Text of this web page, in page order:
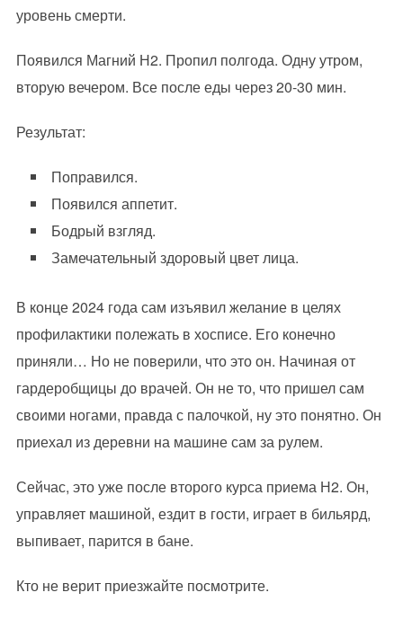
уровень смерти.
Появился Магний Н2. Пропил полгода. Одну утром,
вторую вечером. Все после еды через 20-30 мин.
Результат:
Поправился.
Появился аппетит.
Бодрый взгляд.
Замечательный здоровый цвет лица.
В конце 2024 года сам изъявил желание в целях
профилактики полежать в хосписе. Его конечно
приняли… Но не поверили, что это он. Начиная от
гардеробщицы до врачей. Он не то, что пришел сам
своими ногами, правда с палочкой, ну это понятно. Он
приехал из деревни на машине сам за рулем.
Сейчас, это уже после второго курса приема Н2. Он,
управляет машиной, ездит в гости, играет в бильярд,
выпивает, парится в бане.
Кто не верит приезжайте посмотрите.